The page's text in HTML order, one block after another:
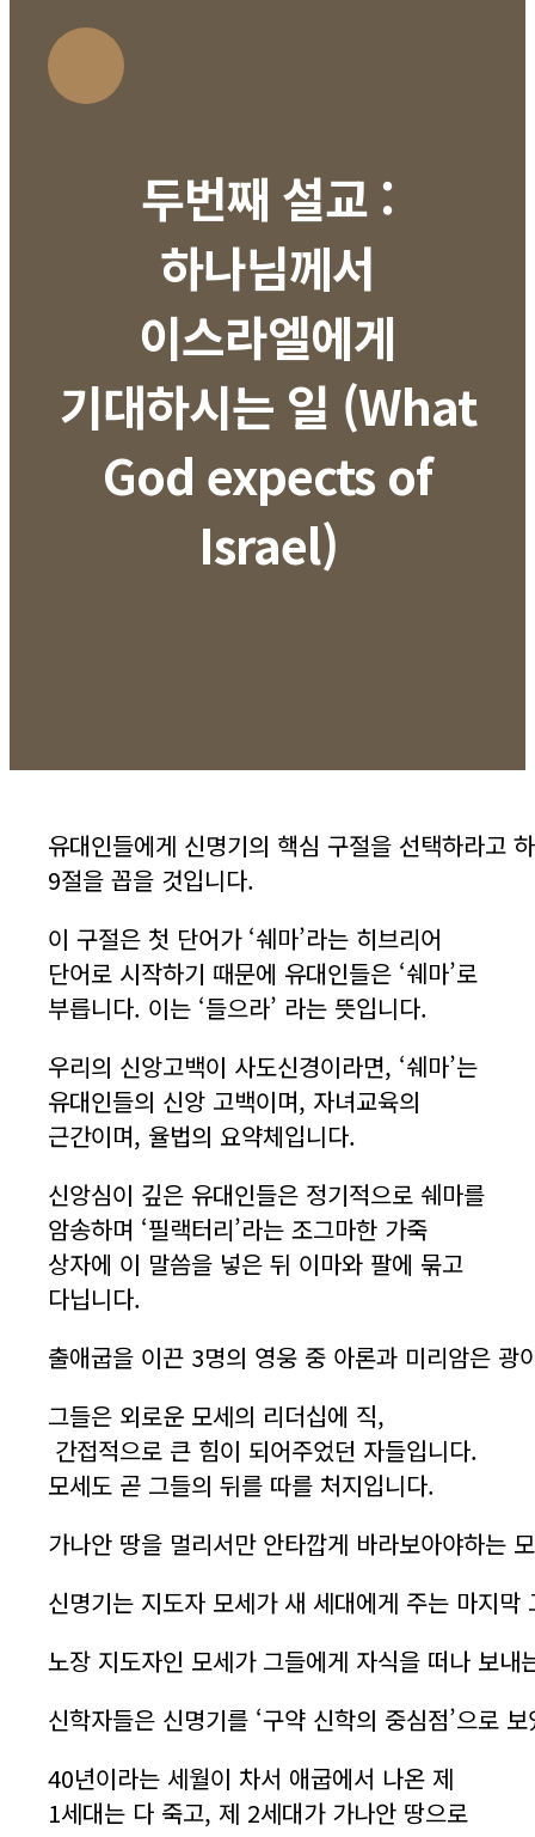
두번째 설교 :
하나님께서
이스라엘에게
기대하시는 일 (What
God expects of
Israel)
유대인들에게 신명기의 핵심 구절을 선택하라고
9절을 꼽을 것입니다.
이 구절은 첫 단어가 ‘쉐마’라는 히브리어
단어로 시작하기 때문에 유대인들은 ‘쉐마’로
부릅니다. 이는 ‘들으라’ 라는 뜻입니다.
우리의 신앙고백이 사도신경이라면, ‘쉐마’는
유대인들의 신앙 고백이며, 자녀교육의
근간이며, 율법의 요약체입니다.
신앙심이 깊은 유대인들은 정기적으로 쉐마를
암송하며 ‘필랙터리’라는 조그마한 가죽
상자에 이 말씀을 넣은 뒤 이마와 팔에 묶고
다닙니다.
출애굽을 이끈 3명의 영웅 중 아론과 미리암은 광
그들은 외로운 모세의 리더십에 직,
간접적으로 큰 힘이 되어주었던 자들입니다.
모세도 곧 그들의 뒤를 따를 처지입니다.
가나안 땅을 멀리서만 안타깝게 바라보아야하는
신명기는 지도자 모세가 새 세대에게 주는 마지
노장 지도자인 모세가 그들에게 자식을 떠나 보
신학자들은 신명기를 ‘구약 신학의 중심점’으로
40년이라는 세월이 차서 애굽에서 나온 제
1세대는 다 죽고, 제 2세대가 가나안 땅으로